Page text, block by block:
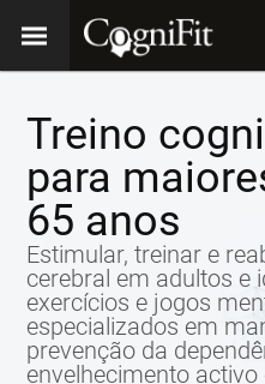
Treino
para
65 anos
Estimular, treinar e
cerebral em adultos e
exercícios e jogos
especializados em
prevenção da
envelhecimento activo